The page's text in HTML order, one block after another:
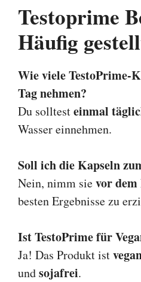
Testoprime
Häufig
Wie viele TestoPrime-
Tag nehmen?
Du solltesteinmal
Wasser einnehmen.
Soll ich die Kapseln
Nein, nimm sievor
besten Ergebnisse zu
Ist TestoPrime für
Ja! Das Produkt ist
undsojafrei.